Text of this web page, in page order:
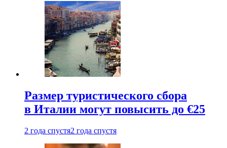
Размер туристического сбора
в Италии могут повысить до €25
2 года спустя2 года спустя